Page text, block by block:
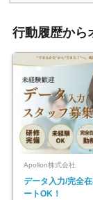
行動履歴から
Apollon株式会社
データ入力/完全
ートOK！